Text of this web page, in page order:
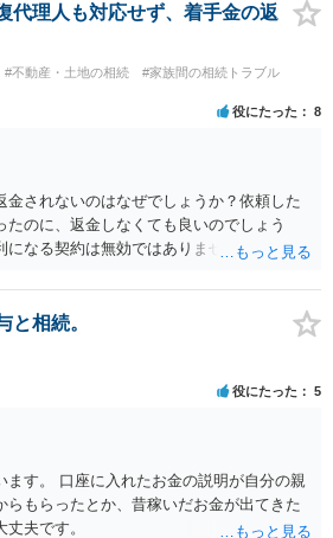
代理人も対応せず、着手金の返
#不動産・土地の相続
#家族間の相続トラブル
役にたった 8
金されないのはなぜでしょうか？依頼した
のに、返金しなくても良いのでしょう
になる契約は無効ではありませんか？
れた弁護士が所属する弁護士会に相談さ
。 倒れた弁護士は脳梗塞で倒れたようで
復代理を倒れた弁護士の判断で復代理を
人の選任は有効なのかという問題もあ
と相続。
役にたった 5
ます。 口座に入れたお金の説明が自分の親
らもらったとか、昔稼いだお金が出てきた
夫です。